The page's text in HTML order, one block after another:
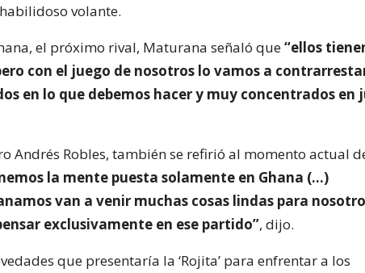
volante.
el próximo rival, Maturana señaló que“ellos
con el juego de nosotros lo vamos a
en lo que debemos hacer y muy concentrados en
Andrés Robles, también se refirió al momento actual
la mente puesta solamente en Ghana (…)
van a venir muchas cosas lindas para
exclusivamente en ese partido”, dijo.
que presentaría la ‘Rojita’ para enfrentar a los